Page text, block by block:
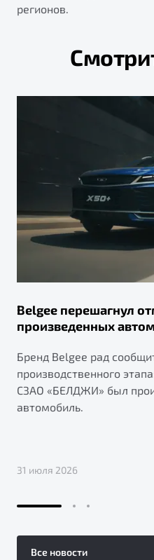
регионов.
Belgee перешагнул
произведенных
Бренд Belgee рад
производственного
СЗАО «БЕЛДЖИ» был
автомобиль.
31 июля 2026
Все новости